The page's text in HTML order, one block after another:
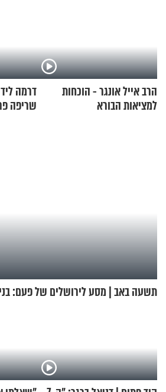
הרב אייל אונגר - הוכחות
למציאות הבורא
דרמה
שריפה
תשעה באב | מסע לירושלים של פעם: